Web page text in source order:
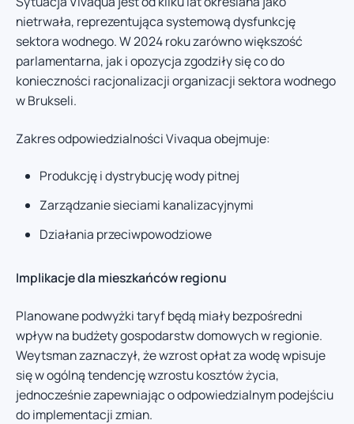
nietrwała, reprezentująca systemową dysfunkcję
sektora wodnego. W 2024 roku zarówno większość
parlamentarna, jak i opozycja zgodziły się co do
konieczności racjonalizacji organizacji sektora wodnego
w Brukseli.
Zakres odpowiedzialności Vivaqua obejmuje:
Produkcję i dystrybucję wody pitnej
Zarządzanie sieciami kanalizacyjnymi
Działania przeciwpowodziowe
Implikacje dla mieszkańców regionu
Planowane podwyżki taryf będą miały bezpośredni
wpływ na budżety gospodarstw domowych w regionie.
Weytsman zaznaczył, że wzrost opłat za wodę wpisuje
się w ogólną tendencję wzrostu kosztów życia,
jednocześnie zapewniając o odpowiedzialnym podejściu
do implementacji zmian.